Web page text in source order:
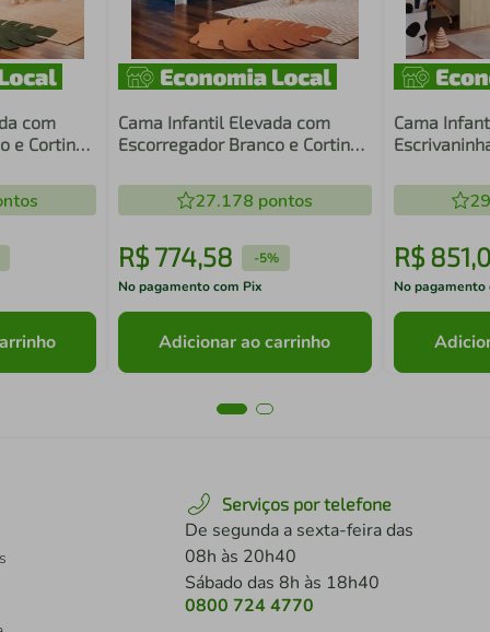
com
e Cortina
Cama Infantil Elevada com
Escorregador Branco e Cortina
27.178 pontos
R$774,58 -5%
No pagamento com Pix
Adicionar ao carrinho
Cama
Móveis
R$ 851,
No pagamento
Serviços por telefone
De segunda a sexta-feira das
08h às 20h40
Sábado das 8h às 18h40
0800 724 4770